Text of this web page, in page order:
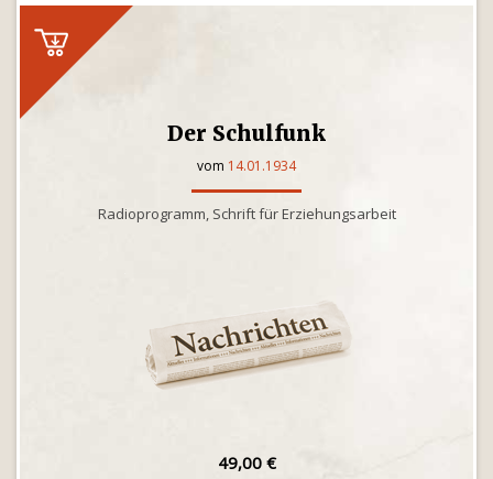
Der Schulfunk
vom 14.01.1934
Radioprogramm, Schrift für Erziehungsarbeit
49,00 €